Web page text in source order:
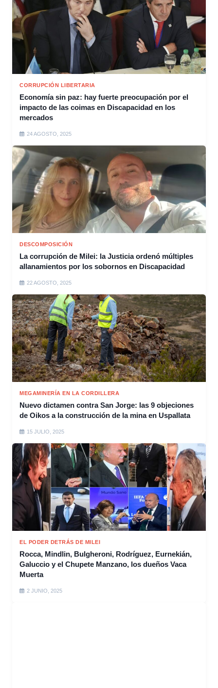
CORRUPCIÓN LIBERTARIA
Economía sin paz: hay fuerte preocupación por el
impacto de las coimas en Discapacidad en los
mercados
24 AGOSTO, 2025
DESCOMPOSICIÓN
La corrupción de Milei: la Justicia ordenó múltiples
allanamientos por los sobornos en Discapacidad
22 AGOSTO, 2025
MEGAMINERÍA EN LA CORDILLERA
Nuevo dictamen contra San Jorge: las 9 objeciones
de Oikos a la construcción de la mina en Uspallata
15 JULIO, 2025
EL PODER DETRÁS DE MILEI
Rocca, Mindlin, Bulgheroni, Rodríguez, Eurnekián,
Galuccio y el Chupete Manzano, los dueños Vaca
Muerta
2 JUNIO, 2025